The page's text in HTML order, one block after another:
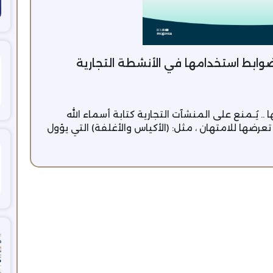
استخدامها في الأنشطة التجارية
على المنشآت التجارية كتابة أسماء الله
للامتهان ، مثل: (الأكياس والأغلفة) التي يؤول